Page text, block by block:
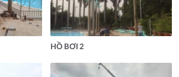
HỒ BƠI 2